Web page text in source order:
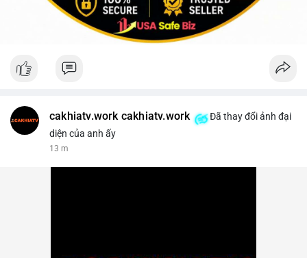
cakhiatv.work cakhiatv.work
Đã thay đổi ảnh đại
diện của anh ấy
13 m